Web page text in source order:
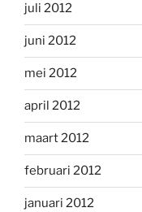
juli 2012
juni 2012
mei 2012
april 2012
maart 2012
februari 2012
januari 2012